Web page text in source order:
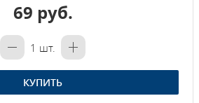
69 руб.
1 шт.
КУПИТЬ